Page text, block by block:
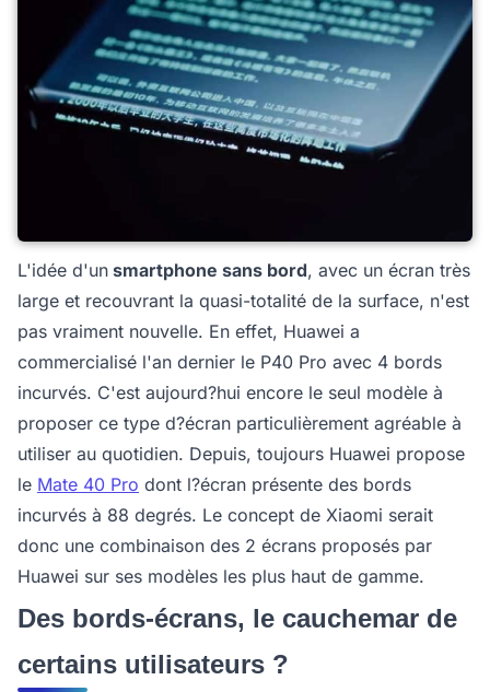
L'idée d'un smartphone sans bord, avec un écran très
large et recouvrant la quasi-totalité de la surface, n'est
pas vraiment nouvelle. En effet, Huawei a
commercialisé l'an dernier le P40 Pro avec 4 bords
incurvés. C'est aujourd?hui encore le seul modèle à
proposer ce type d?écran particulièrement agréable à
utiliser au quotidien. Depuis, toujours Huawei propose
le Mate 40 Pro dont l?écran présente des bords
incurvés à 88 degrés. Le concept de Xiaomi serait
donc une combinaison des 2 écrans proposés par
Huawei sur ses modèles les plus haut de gamme.
Des bords-écrans, le cauchemar de
certains utilisateurs ?